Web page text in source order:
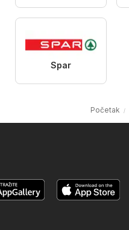
Spar
Početak